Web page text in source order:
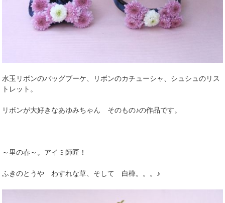
水玉リボンのバッグブーケ、リボンのカチューシャ、シュシュのリス
トレット。
リボンが大好きなあゆみちゃん そのもの♪の作品です。
～里の春～。アイミ師匠！
ふきのとうや わすれな草、そして 白樺。。。♪